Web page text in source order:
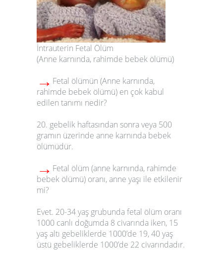
İntrauterin Fetal Ölüm
(Anne karnında, rahimde bebek ölümü)
→ Fetal ölümün (Anne karnında,
rahimde bebek ölümü) en çok kabul
edilen tanımı nedir?
20. gebelik haftasından sonra veya 500
gramın üzerinde anne karnında bebek
ölümüdür.
→ Fetal ölüm (anne karnında, rahimde
bebek ölümü) oranı, anne yaşı ile etkilenir
mi?
Evet. 20-34 yaş grubunda fetal ölüm oranı
1000 canlı doğumda 8 civarında iken, 15
yaş altı gebeliklerde 1000’de 19, 40 yaş
üstü gebeliklerde 1000’de 22 civarındadır.